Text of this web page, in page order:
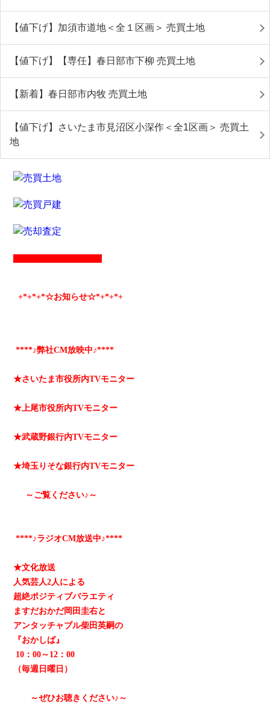
【値下げ】加須市道地＜全１区画＞ 売買土地
【値下げ】【専任】春日部市下柳 売買土地
【新着】春日部市内牧 売買土地
【値下げ】さいたま市見沼区小深作＜全1区画＞ 売買土
地
+*+*+*☆お知らせ☆*+*+*+
****♪弊社CM放映中♪****
★さいたま市役所内TVモニター
★上尾市役所内TVモニター
★武蔵野銀行内TVモニター
★埼玉りそな銀行内TVモニター
～ご覧ください♪～
****♪ラジオCM放送中♪****
★文化放送
人気芸人2人による
超絶ポジティブバラエティ
ますだおかだ岡田圭右と
アンタッチャブル柴田英嗣の
『おかしば』
10：00～12：00
（毎週日曜日）
～ぜひお聴きください♪～